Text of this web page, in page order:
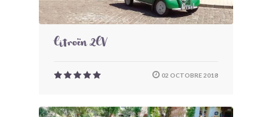
Citroën 2CV
02 OCTOBRE 2018